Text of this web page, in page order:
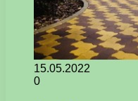
15.05.2022
0